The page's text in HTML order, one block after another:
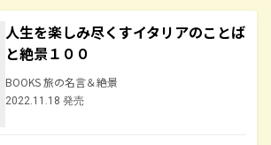
人生を楽しみ尽くすイタリアのことば
と絶景１００
BOOKS 旅の名言＆絶景
2022.11.18 発売